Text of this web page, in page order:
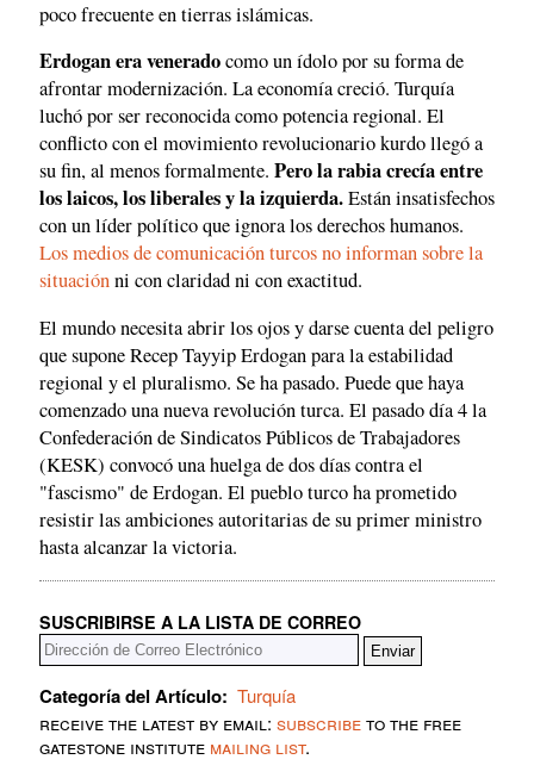
poco frecuente en tierras islámicas.
Erdogan era veneradocomo un ídolo por su forma de
afrontar modernización. La economía creció. Turquía
luchó por ser reconocida como potencia regional. El
conflicto con el movimiento revolucionario kurdo llegó a
su fin, al menos formalmente. Pero la rabia crecía entre
los laicos, los liberales y la izquierda.Están insatisfechos
con un líder político que ignora los derechos humanos.
Los medios de comunicación turcos no informan sobre la
situaciónni con claridad ni con exactitud.
El mundo necesita abrir los ojos y darse cuenta del peligro
que supone Recep Tayyip Erdogan para la estabilidad
regional y el pluralismo. Se ha pasado. Puede que haya
comenzado una nueva revolución turca. El pasado día 4 la
Confederación de Sindicatos Públicos de Trabajadores
(KESK) convocó una huelga de dos días contra el
"fascismo" de Erdogan. El pueblo turco ha prometido
resistir las ambiciones autoritarias de su primer ministro
hasta alcanzar la victoria.
SUSCRIBIRSE A LA LISTA DE CORREO
Categoría del Artículo: Turquía
receive the latest by email: subscribeto the free
gatestone institute mailing list.